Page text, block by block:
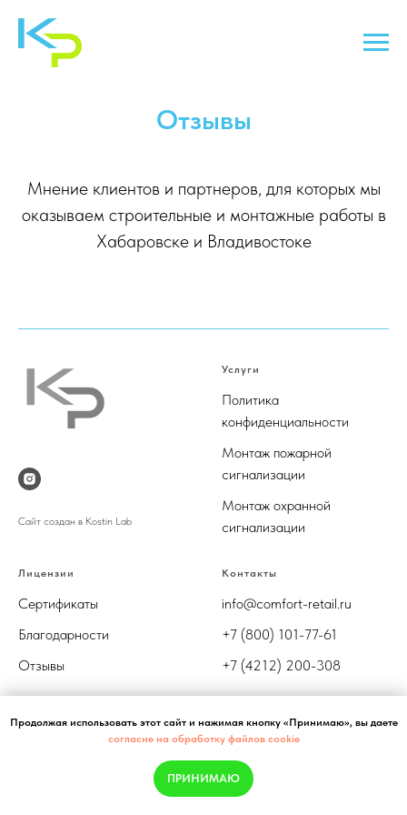
Отзывы
Мнение клиентов и партнеров, для которых мы
оказываем строительные и монтажные работы в
Хабаровске и Владивостоке
Сайт создан в Kostin Lab
Услуги
Политика
конфиденциальности
Монтаж пожарной
сигнализации
Монтаж охранной
сигнализации
Лицензии
Сертификаты
Благодарности
Отзывы
Контакты
info@comfort-retail.ru
+7 (800) 101-77-61
+7 (4212) 200-308
Продолжая использовать этот сайт и нажимая кнопку «Принимаю», вы даете
согласие на обработку файлов cookie
ПРИНИМАЮ